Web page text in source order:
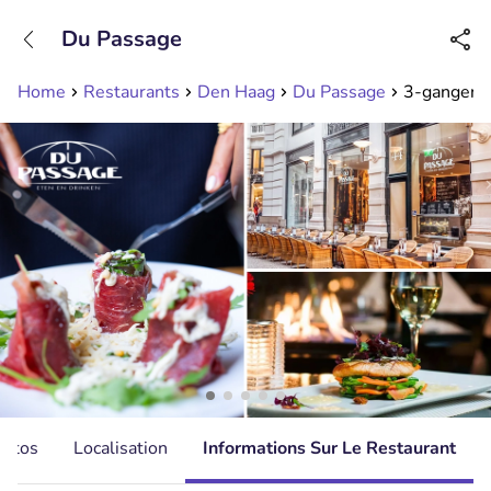
Disponible jusqu'à 23:00 heures
Home Restaurants Den Haag Du Passage 3-gangen
Du Passage
Localisation Informations Sur Le Restaurant